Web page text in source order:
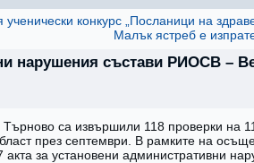
конкурс „Посланици на
Малък ястреб е
нарушения състави РИОСВ –
са извършили 118 проверки на
през септември. В рамките на
за установени административни